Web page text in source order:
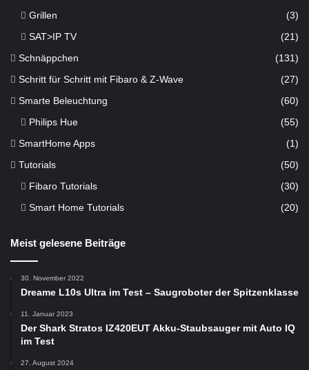
Grillen
(3)
SAT>IP TV
(21)
Schnäppchen (131)
Schritt für Schritt mit Fibaro & Z-Wave (27)
Smarte Beleuchtung (60)
Philips Hue (55)
SmartHome Apps (1)
Tutorials (50)
Fibaro Tutorials
(30)
Smart Home Tutorials
(20)
Meist gelesene Beiträge
30. November 2022
Dreame L10s Ultra im Test – Saugroboter der Spitzenklasse
11. Januar 2023
Der Shark Stratos IZ420EUT Akku-Staubsauger mit Auto IQ
im Test
27. August 2024